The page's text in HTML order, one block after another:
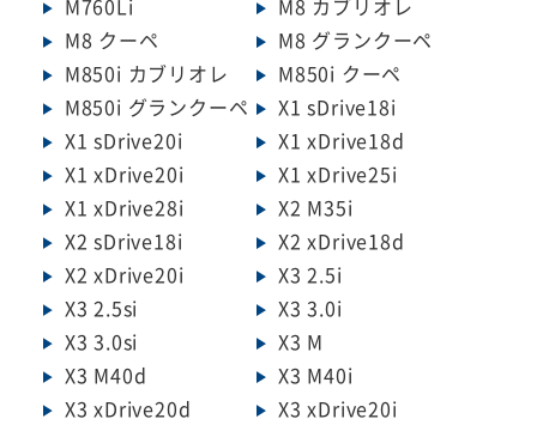
M760Li
M8 カブリオレ
M8 クーペ
M8 グランクーペ
M850i カブリオレ
M850i クーペ
M850i グランクーペ
X1 sDrive18i
X1 sDrive20i
X1 xDrive18d
X1 xDrive20i
X1 xDrive25i
X1 xDrive28i
X2 M35i
X2 sDrive18i
X2 xDrive18d
X2 xDrive20i
X3 2.5i
X3 2.5si
X3 3.0i
X3 3.0si
X3 M
X3 M40d
X3 M40i
X3 xDrive20d
X3 xDrive20i